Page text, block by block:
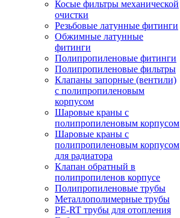
Косые фильтры механической
очистки
Резьбовые латунные фитинги
Обжимные латунные
фитинги
Полипропиленовые фитинги
Полипропиленовые фильтры
Клапаны запорные (вентили)
с полипропиленовым
корпусом
Шаровые краны с
полипропиленовым корпусом
Шаровые краны с
полипропиленовым корпусом
для радиатора
Клапан обратный в
полипропиленов корпусе
Полипропиленовые трубы
Металлополимерные трубы
PE-RT трубы для отопления